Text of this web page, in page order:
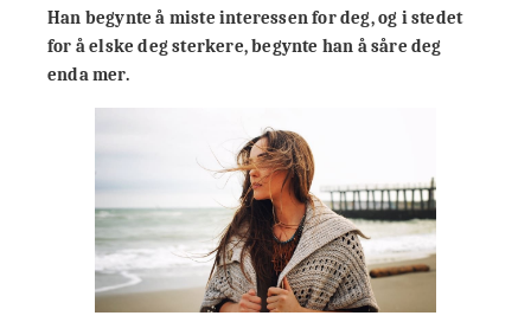
Han begynte å miste interessen for deg, og i stedet
for å elske deg sterkere, begynte han å såre deg
enda mer.